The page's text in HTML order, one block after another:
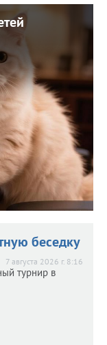
соцсетей
поводу размера
убежище и других
новостей.
беседку
7 августа 2026 г. 8:16
турнир в